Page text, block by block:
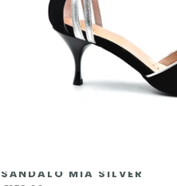
SÁNDALO MIA SILVER